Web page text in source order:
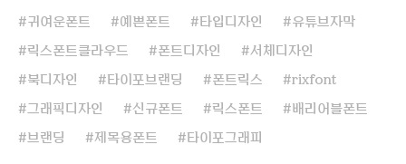
귀여운폰트 예쁜폰트 타입디자인 유튜브자막
릭스폰트클라우드 폰트디자인 서체디자인
북디자인 타이포브랜딩 폰트릭스 rixfont
그래픽디자인 신규폰트 릭스폰트 배리어블폰트
브랜딩 제목용폰트 타이포그래피